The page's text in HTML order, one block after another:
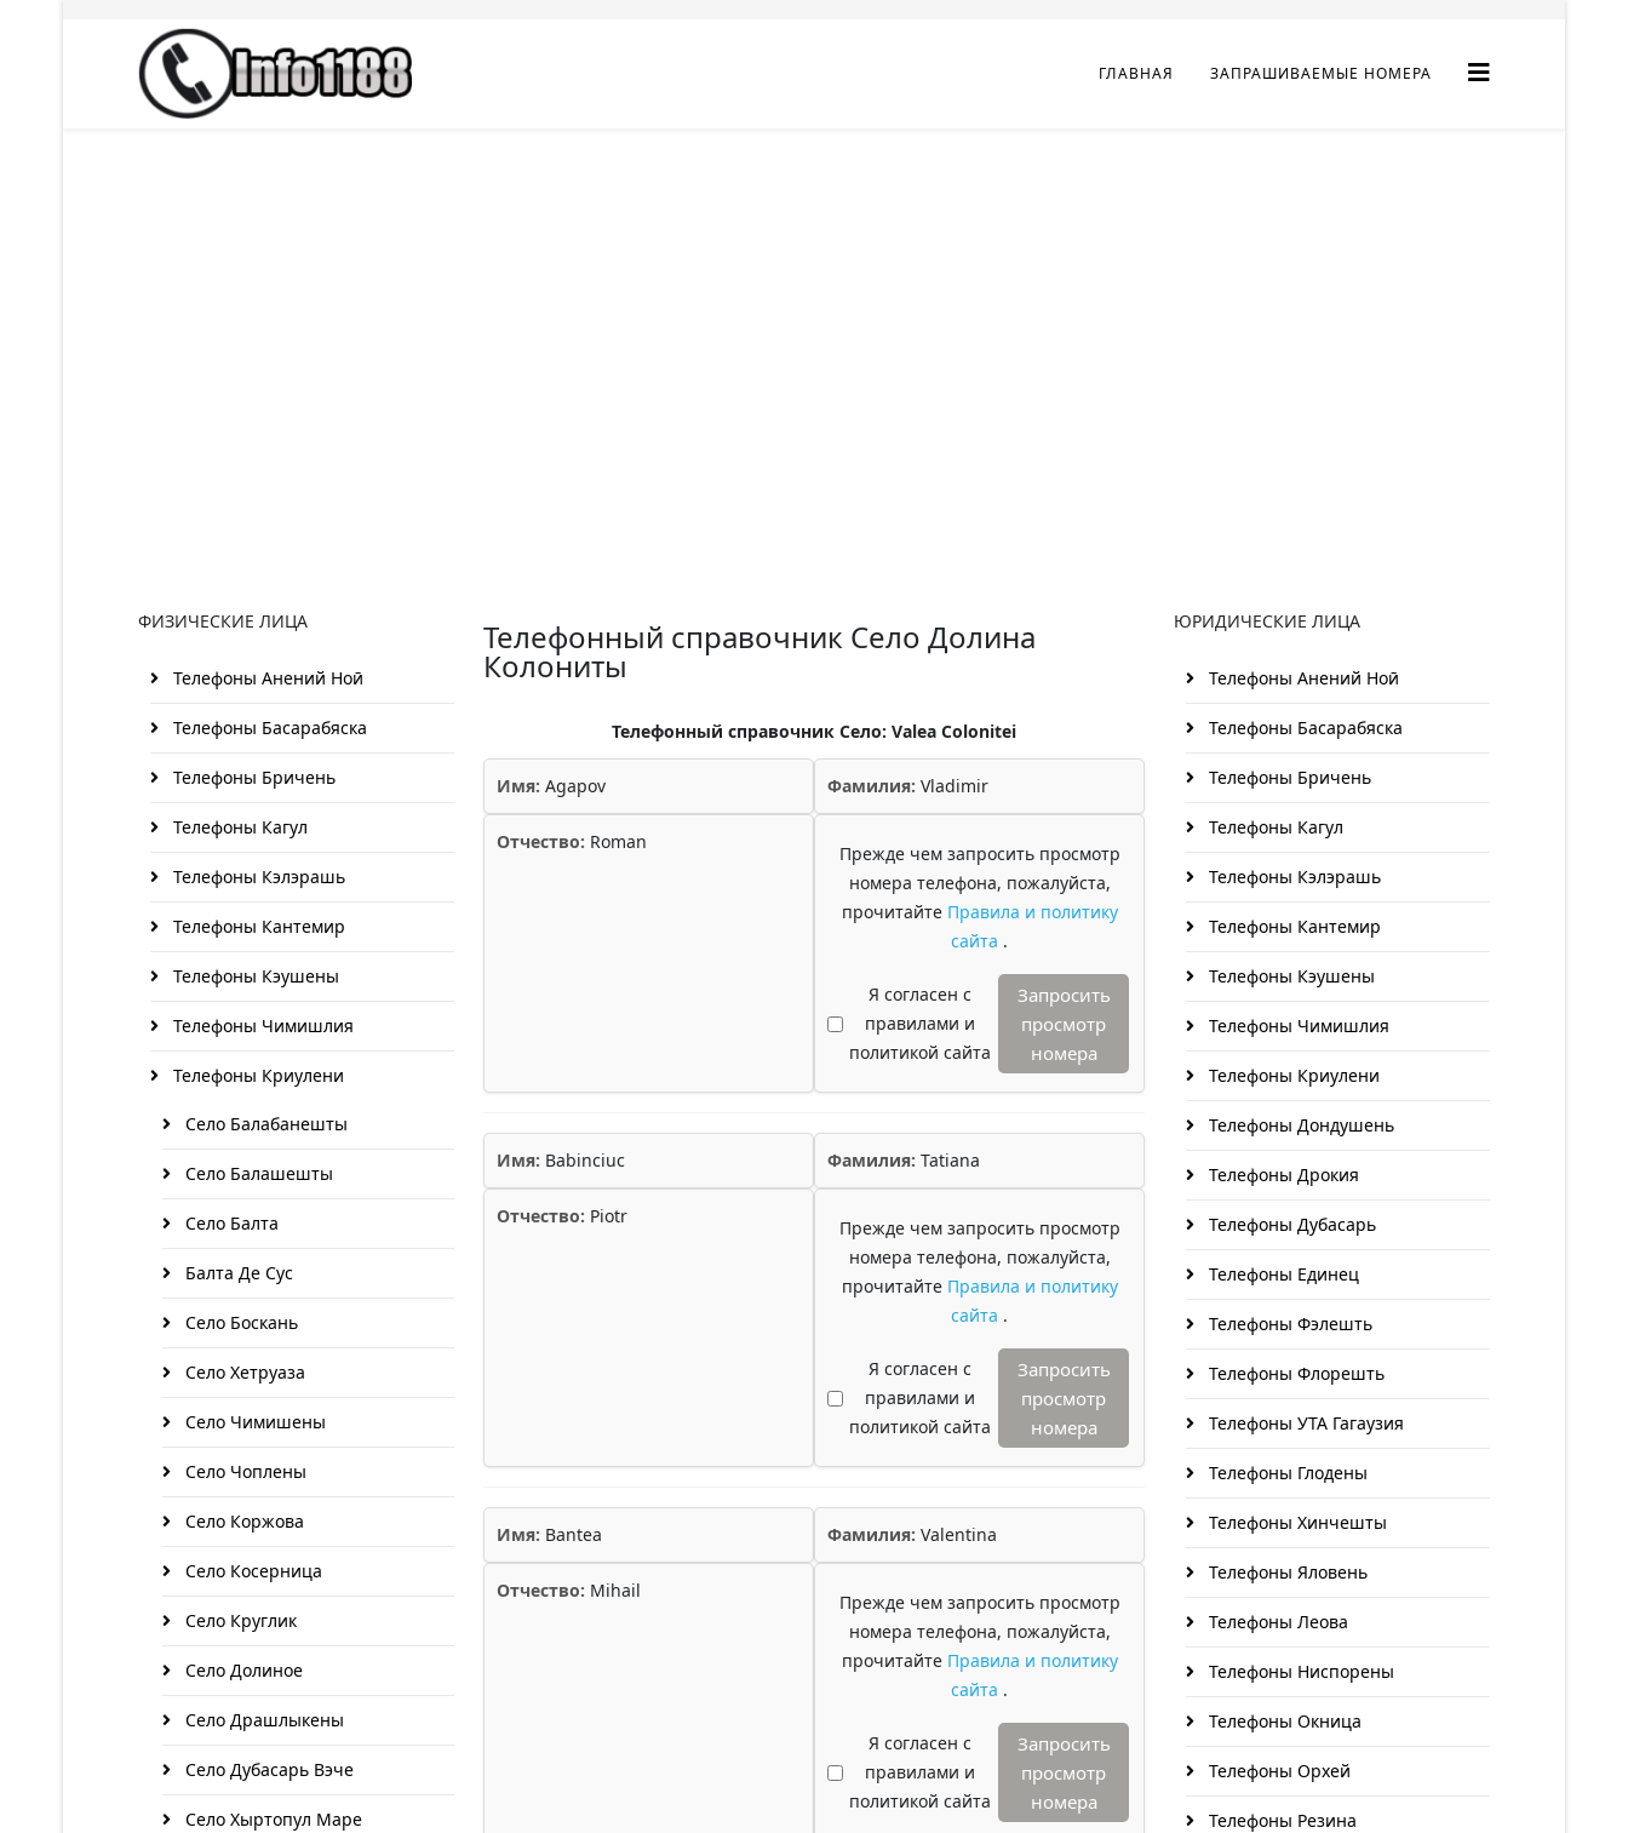
ГЛАВНАЯ ЗАПРАШИВАЕМЫЕ НОМЕРА
ФИЗИЧЕСКИЕ ЛИЦА
Телефоны Анений Ноӣ
Телефоны Басарабяска
Телефоны Бричень
Телефоны Кагул
Телефоны Кэлэрашь
Телефоны Кантемир
Телефоны Кэушены
Телефоны Чимишлия
Телефоны Криулени
Село Балабанешты
Село Балашешты
Село Балта
Балта Де Сус
Село Боскань
Село Хетруаза
Село Чимишены
Село Чоплены
Село Коржова
Село Косерница
Село Круглик
Село Долиное
Село Драшлыкены
Село Дубасарь Вэче
Село Хыртопул Маре
Телефонный справочник Село Долина
Колониты
Телефонный справочник Село: Valea Colonitei
Имя: Agapov Фамилия: Vladimir
Отчество: Roman
Прежде чем запросить просмотр
номера телефона, пожалуйста,
прочитайте Правила и политику
сайта .
Я согласен с
правилами и
политикой сайта
Запросить
просмотр
номера
Имя: Babinciuc Фамилия: Tatiana
Отчество: Piotr
Прежде чем запросить просмотр
номера телефона, пожалуйста,
прочитайте Правила и политику
сайта .
Я согласен с
правилами и
политикой сайта
Запросить
просмотр
номера
Имя: Bantea Фамилия: Valentina
Отчество: Mihail
Прежде чем запросить просмотр
номера телефона, пожалуйста,
прочитайте Правила и политику
сайта .
Я согласен с
правилами и
политикой сайта
Запросить
просмотр
номера
ЮРИДИЧЕСКИЕ ЛИЦА
Телефоны Анений Ноӣ
Телефоны Басарабяска
Телефоны Бричень
Телефоны Кагул
Телефоны Кэлэрашь
Телефоны Кантемир
Телефоны Кэушены
Телефоны Чимишлия
Телефоны Криулени
Телефоны Дондушень
Телефоны Дрокия
Телефоны Дубасарь
Телефоны Единец
Телефоны Фэлешть
Телефоны Флорешть
Телефоны УТА Гагаузия
Телефоны Глодены
Телефоны Хинчешты
Телефоны Яловень
Телефоны Леова
Телефоны Ниспорены
Телефоны Окница
Телефоны Орхей
Телефоны Резина